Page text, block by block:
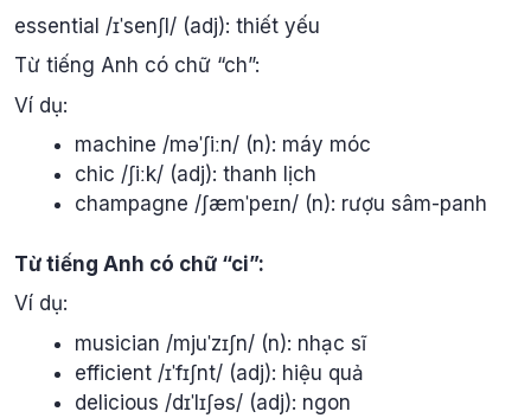
essential /ɪˈsenʃl/ (adj): thiết yếu
Từ tiếng Anh có chữ “ch”:
Ví dụ:
machine /məˈʃiːn/ (n): máy móc
chic /ʃiːk/ (adj): thanh lịch
champagne /ʃæmˈpeɪn/ (n): rượu sâm-panh
Từ tiếng Anh có chữ “ci”:
Ví dụ:
musician /mjuˈzɪʃn/ (n): nhạc sĩ
efficient /ɪˈfɪʃnt/ (adj): hiệu quả
delicious /dɪˈlɪʃəs/ (adj): ngon